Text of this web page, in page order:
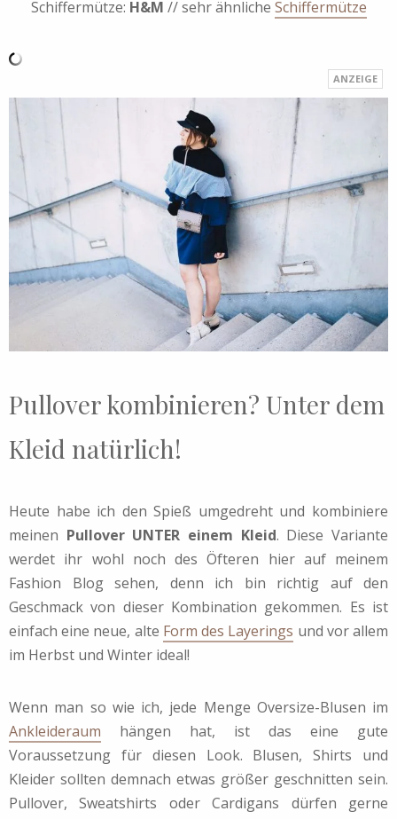
Schiffermütze: H&M // sehr ähnliche Schiffermütze
Pullover kombinieren? Unter dem
Kleid natürlich!
Heute habe ich den Spieß umgedreht und kombiniere
meinen Pullover UNTER einem Kleid. Diese Variante
werdet ihr wohl noch des Öfteren hier auf meinem
Fashion Blog sehen, denn ich bin richtig auf den
Geschmack von dieser Kombination gekommen. Es ist
einfach eine neue, alte Form des Layerings und vor allem
im Herbst und Winter ideal!
Wenn man so wie ich, jede Menge Oversize-Blusen im
Ankleideraum hängen hat, ist das eine gute
Voraussetzung für diesen Look. Blusen, Shirts und
Kleider sollten demnach etwas größer geschnitten sein.
Pullover, Sweatshirts oder Cardigans dürfen gerne